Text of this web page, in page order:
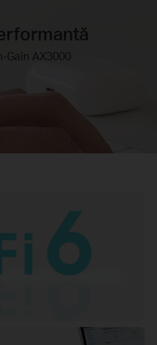
Gain AX3000